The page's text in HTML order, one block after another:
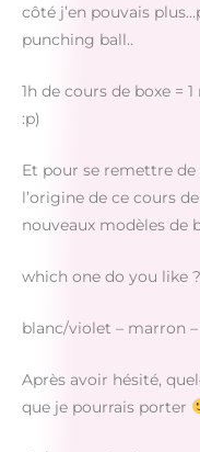
côté j’en pouvais
punching ball..
1h de cours de boxe =
:p)
Et pour se remettre de
l’origine de ce cours
nouveaux modèles de
which one do you like ?
blanc/violet – marron
Après avoir hésité,
que je pourrais porter